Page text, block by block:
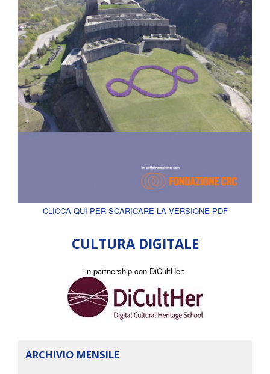
CLICCA QUI PER SCARICARE LA VERSIONE PDF
CULTURA DIGITALE
in partnership con DiCultHer:
ARCHIVIO MENSILE